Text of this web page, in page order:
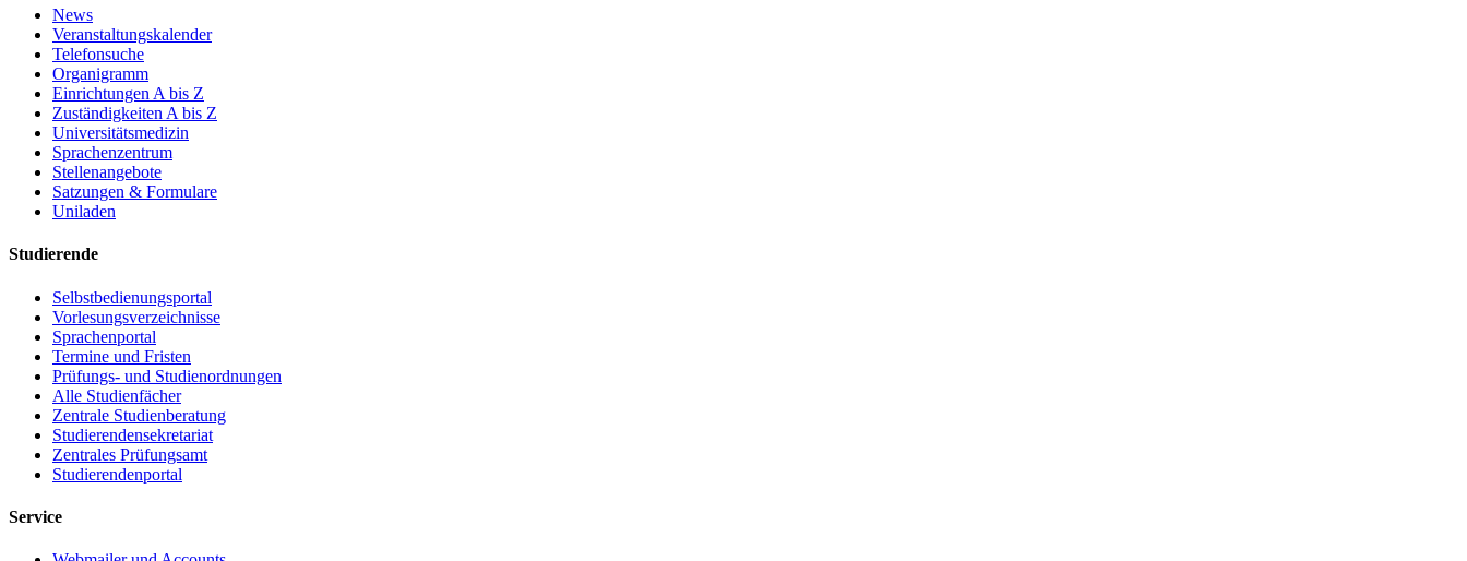
News
Veranstaltungskalender
Telefonsuche
Organigramm
Einrichtungen A bis Z
Zuständigkeiten A bis Z
Universitätsmedizin
Sprachenzentrum
Stellenangebote
Satzungen & Formulare
Uniladen
Studierende
Selbstbedienungsportal
Vorlesungsverzeichnisse
Sprachenportal
Termine und Fristen
Prüfungs- und Studienordnungen
Alle Studienfächer
Zentrale Studienberatung
Studierendensekretariat
Zentrales Prüfungsamt
Studierendenportal
Service